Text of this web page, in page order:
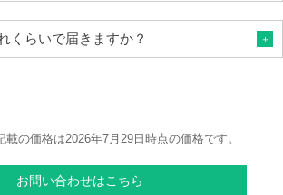
くらいで届きますか？
の価格は2026年7月29日時点の価格です。
お問い合わせはこちら